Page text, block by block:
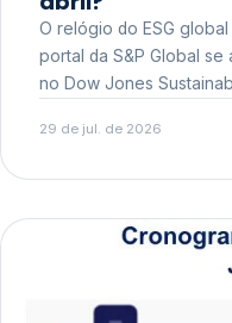
O relógio do ESG global não para. ⏳
portal da S&P Global
no Dow Jones
29 de jul. de 2026